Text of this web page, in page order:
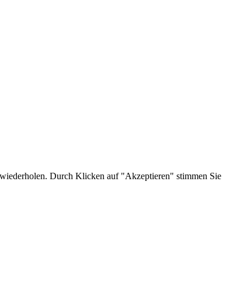
Durch Klicken auf "Akzeptieren" stimmen Sie